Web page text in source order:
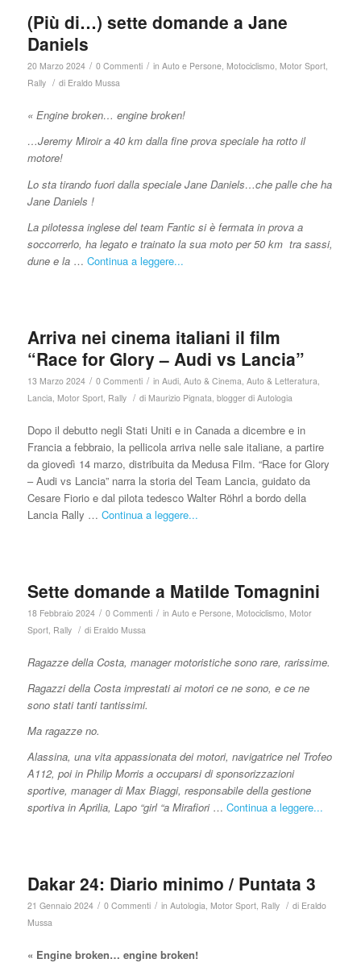
(Più di…) sette domande a Jane
Daniels
20 Marzo 2024 / 0 Commenti / in Auto e Persone, Motociclismo, Motor Sport,
Rally / di Eraldo Mussa
« Engine broken… engine broken!
…Jeremy Miroir a 40 km dalla fine prova speciale ha rotto il
motore!
Lo sta tirando fuori dalla speciale Jane Daniels…che palle che ha
Jane Daniels !
La pilotessa inglese del team Fantic si è fermata in prova a
soccorrerlo, ha legato e trainato la sua moto per 50 km tra sassi,
dune e la … Continua a leggere...
Arriva nei cinema italiani il film
“Race for Glory – Audi vs Lancia”
13 Marzo 2024 / 0 Commenti / in Audi, Auto & Cinema Auto & Letteratura
Lancia Motor Sport, Rally / di Maurizio Pignata, blogger di Autologia
Dopo il debutto negli Stati Uniti e in Canada a dicembre e in
Francia a febbraio, la pellicola arriva nelle sale italiane, a partire
da giovedì 14 marzo, distribuita da Medusa Film. “Race for Glory
– Audi vs Lancia” narra la storia del Team Lancia, guidato da
Cesare Fiorio e dal pilota tedesco Walter Röhrl a bordo della
Lancia Rally … Continua a leggere...
Sette domande a Matilde Tomagnini
18 Febbraio 2024 / 0 Commenti / in Auto e Persone, Motociclismo, Motor
Sport, Rally / di Eraldo Mussa
Ragazze della Costa, manager motoristiche sono rare, rarissime.
Ragazzi della Costa imprestati ai motori ce ne sono, e ce ne
sono stati tanti tantissimi.
Ma ragazze no.
Alassina, una vita appassionata dei motori, navigatrice nel Trofeo
A112, poi in Philip Morris a occuparsi di sponsorizzazioni
sportive, manager di Max Biaggi, responsabile della gestione
sportiva in Aprilia, Lapo “girl “a Mirafiori … Continua a leggere...
Dakar 24: Diario minimo / Puntata 3
21 Gennaio 2024 / 0 Commenti / in Autologia Motor Sport, Rally / di Eraldo
Mussa
« Engine broken… engine broken!